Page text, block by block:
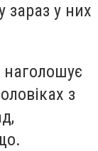
зараз у них
наголошує
з